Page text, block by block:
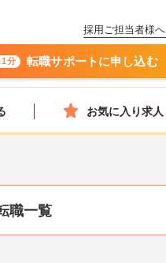
採用ご担当者様へ
分 転職サポートに申し込む
お気に入り求人
職一覧